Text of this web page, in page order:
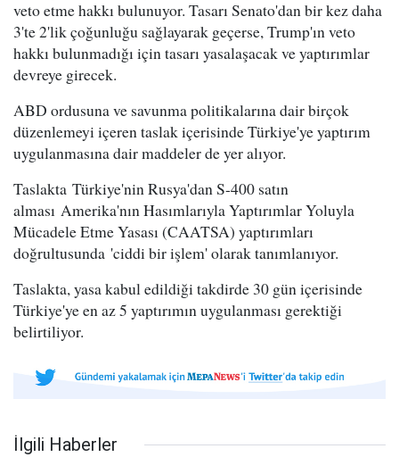
veto etme hakkı bulunuyor. Tasarı Senato'dan bir kez daha
3'te 2'lik çoğunluğu sağlayarak geçerse, Trump'ın veto
hakkı bulunmadığı için tasarı yasalaşacak ve yaptırımlar
devreye girecek.
ABD ordusuna ve savunma politikalarına dair birçok
düzenlemeyi içeren taslak içerisinde Türkiye'ye yaptırım
uygulanmasına dair maddeler de yer alıyor.
Taslakta Türkiye'nin Rusya'dan S-400 satın
alması Amerika'nın Hasımlarıyla Yaptırımlar Yoluyla
Mücadele Etme Yasası (CAATSA) yaptırımları
doğrultusunda 'ciddi bir işlem' olarak tanımlanıyor.
Taslakta, yasa kabul edildiği takdirde 30 gün içerisinde
Türkiye'ye en az 5 yaptırımın uygulanması gerektiği
belirtiliyor.
İlgili Haberler